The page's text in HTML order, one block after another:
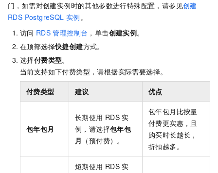
门，如需对创建实例时的其他参数进行特殊配置，请参见创建
RDS PostgreSQL 实例。
访问 RDS 管理控制台 ，单击创建实例。
在顶部选择快捷创建方式。
选择付费类型。
当前支持如下付费类型，请根据实际需要选择。
付费类型 建议 优点
包年包月
长期使用 RDS 实
例，请选择包年包
月 （预付费）。
包年包月比按量
付费更实惠，且
购买时长越长，
折扣越多。
短期使用 RDS 实